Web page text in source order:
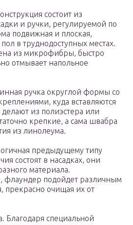
состоит из
и ручки, регулируемой по
подвижная и плоская,
в труднодоступных местах.
из микрофибры, быстро
отмывает напольное
ручка округлой формы со
куда вставляются
из полиэстера или
крепкие, а сама швабра
из линолеума.
предыдущему типу
состоят в насадках, они
материала.
флаундер подойдет различным
прекрасно очищая их от
Благодаря специальной